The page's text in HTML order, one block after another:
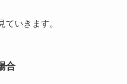
ていきます。
合